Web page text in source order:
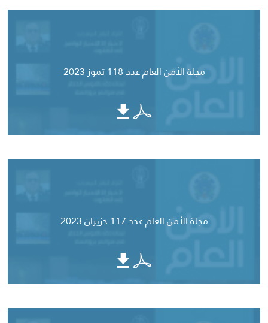
مجلة الأمن العام عدد 118 تموز 2023
مجلة الأمن العام عدد 117 حزيران 2023